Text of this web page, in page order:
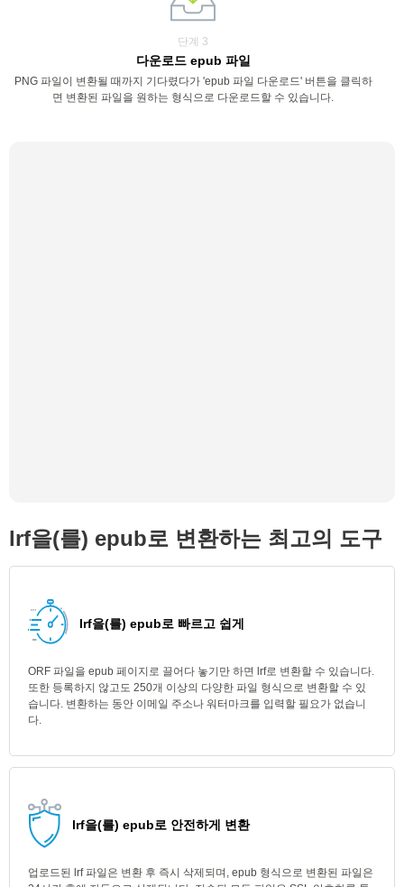
단계 3
다운로드 epub 파일
PNG 파일이 변환될 때까지 기다렸다가 'epub 파일 다운로드' 버튼을 클릭하
면 변환된 파일을 원하는 형식으로 다운로드할 수 있습니다.
lrf을(를) epub로 변환하는 최고의 도구
lrf을(를) epub로 빠르고 쉽게
ORF 파일을 epub 페이지로 끌어다 놓기만 하면 lrf로 변환할 수 있습니다.
또한 등록하지 않고도 250개 이상의 다양한 파일 형식으로 변환할 수 있
습니다. 변환하는 동안 이메일 주소나 워터마크를 입력할 필요가 없습니
다.
lrf을(를) epub로 안전하게 변환
업로드된 lrf 파일은 변환 후 즉시 삭제되며, epub 형식으로 변환된 파일은